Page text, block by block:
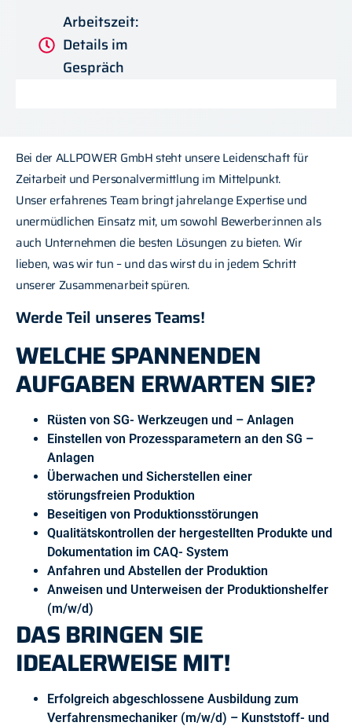
Arbeitszeit:
Details im
Gespräch
Bei der ALLPOWER GmbH steht unsere Leidenschaft für
Zeitarbeit und Personalvermittlung im Mittelpunkt.
Unser erfahrenes Team bringt jahrelange Expertise und
unermüdlichen Einsatz mit, um sowohl Bewerber:innen als
auch Unternehmen die besten Lösungen zu bieten. Wir
lieben, was wir tun – und das wirst du in jedem Schritt
unserer Zusammenarbeit spüren.
Werde Teil unseres Teams!
WELCHE SPANNENDEN
AUFGABEN ERWARTEN SIE?
Rüsten von SG- Werkzeugen und – Anlagen
Einstellen von Prozessparametern an den SG –
Anlagen
Überwachen und Sicherstellen einer
störungsfreien Produktion
Beseitigen von Produktionsstörungen
Qualitätskontrollen der hergestellten Produkte und
Dokumentation im CAQ- System
Anfahren und Abstellen der Produktion
Anweisen und Unterweisen der Produktionshelfer
(m/w/d)
DAS BRINGEN SIE
IDEALERWEISE MIT!
Erfolgreich abgeschlossene Ausbildung zum
Verfahrensmechaniker (m/w/d) – Kunststoff- und